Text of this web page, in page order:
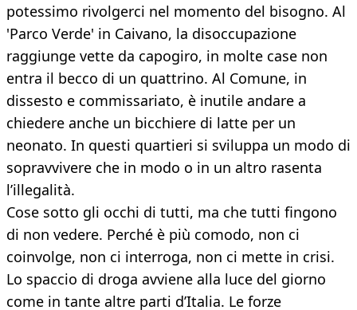
potessimo rivolgerci nel momento del bisogno. Al
'Parco Verde' in Caivano, la disoccupazione
raggiunge vette da capogiro, in molte case non
entra il becco di un quattrino. Al Comune, in
dissesto e commissariato, è inutile andare a
chiedere anche un bicchiere di latte per un
neonato. In questi quartieri si sviluppa un modo di
sopravvivere che in modo o in un altro rasenta
l’illegalità.
Cose sotto gli occhi di tutti, ma che tutti fingono
di non vedere. Perché è più comodo, non ci
coinvolge, non ci interroga, non ci mette in crisi.
Lo spaccio di droga avviene alla luce del giorno
come in tante altre parti d’Italia. Le forze